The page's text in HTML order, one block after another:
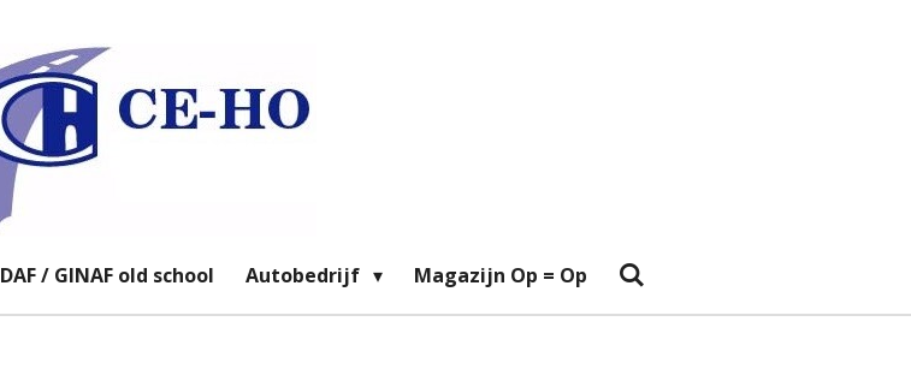
DAF / GINAF old school Autobedrijf Magazijn Op = Op